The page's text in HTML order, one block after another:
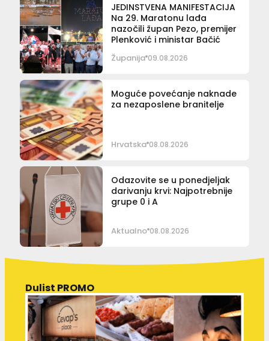
JEDINSTVENA MANIFESTACIJA
Na 29. Maratonu lađa
nazočili župan Pezo, premijer
Plenković i ministar Bačić
Županija 09.08.2026
Moguće povećanje naknade
za nezaposlene branitelje
Hrvatska 08.08.2026
Odazovite se u ponedjeljak
darivanju krvi: Najpotrebnije
grupe 0 i A
Aktualno 08.08.2026
Dulist PROMO